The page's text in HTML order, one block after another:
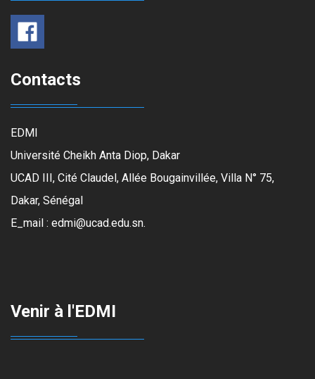
Contacts
EDMI
Université Cheikh Anta Diop, Dakar
UCAD III, Cité Claudel, Allée Bougainvillée, Villa N° 75,
Dakar, Sénégal
E_mail : edmi@ucad.edu.sn.
Venir à l'EDMI